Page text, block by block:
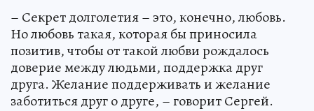
– Секрет долголетия – это, конечно, любовь.
Но любовь такая, которая бы приносила
позитив, чтобы от такой любви рождалось
доверие между людьми, поддержка друг
друга. Желание поддерживать и желание
заботиться друг о друге, – говорит Сергей.